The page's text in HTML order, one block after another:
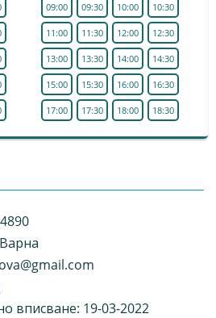
09:00 09:30 10:00 10:30
11:00 11:30 12:00 12:30
13:00 13:30 14:00 14:30
15:00 15:30 16:00 16:30
17:00 17:30 18:00 18:30
вписване: 19-03-2022